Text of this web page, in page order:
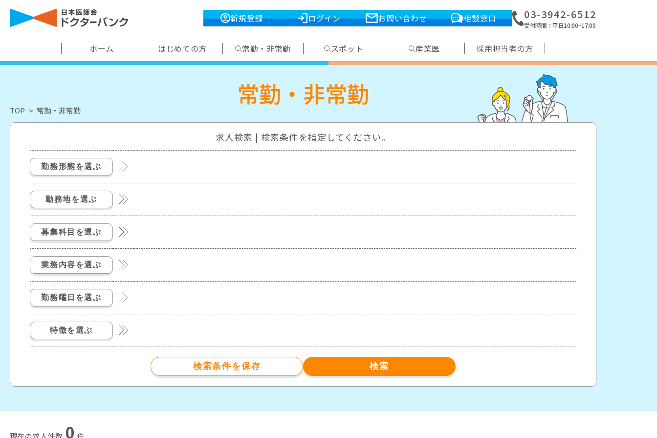
新規登録 ログイン お問い合わせ 相談窓口 03-3942-6512
受付時間：平日10:00~17:00
ホーム はじめての方 常勤・非常勤 スポット 産業医 採用担当者の方
常勤・非常勤
TOP 常勤・非常勤
求人検索 | 検索条件を指定してください。
勤務形態を選ぶ
勤務地を選ぶ
募集科目を選ぶ
業務内容を選ぶ
勤務曜日を選ぶ
特徴を選ぶ
現在の求⼈件数 0 件